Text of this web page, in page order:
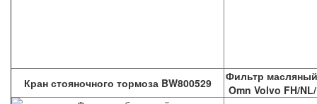
Кран стояночного тормоза BW800529
Фильтр
Omn Volvo FH/